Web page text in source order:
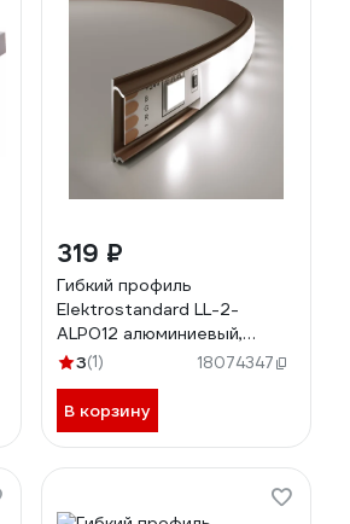
319 ₽
Гибкий профиль
Elektrostandard LL-2-
ALP012 алюминиевый,
латунь/белый для LED
a053632
3(1) 18074347
В корзину